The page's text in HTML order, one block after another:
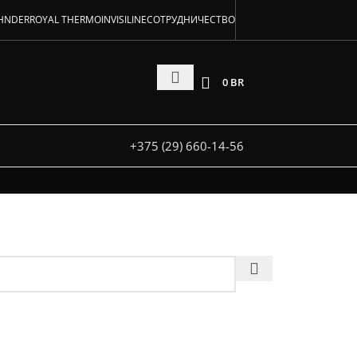
под заказ
ROYAL THERMOINVISILINEСОТРУДНИЧЕСТВО
0 BR
+375 (29) 660-14-56